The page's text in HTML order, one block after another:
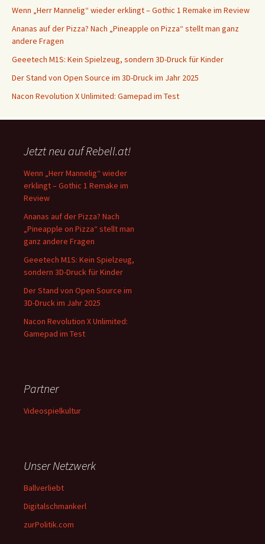
Wenn „Herr Mannelig“ wieder erklingt – Gothic 1 Remake im Review
Ananas auf der Pizza? Nach „Pineapple on Pizza“ stellt man ganz
andere Fragen
Geeetech M1S: Kein Spielzeug, sondern 3D-Druck für Kinder
Der Stand von Open Source im 3D-Druck im Jahr 2025
Nacon Revolution X Unlimited: Gamepad im Test
Jetzt neu auf Rebell.at!
Wenn „Herr Mannelig“ wieder
erklingt – Gothic 1 Remake im
Review
Ananas auf der Pizza? Nach
„Pineapple on Pizza“ stellt man
ganz andere Fragen
Geeetech M1S: Kein Spielzeug,
sondern 3D-Druck für Kinder
Der Stand von Open Source im
3D-Druck im Jahr 2025
Nacon Revolution X Unlimited:
Gamepad im Test
Partner
Videospielkultur
Unser Netzwerk
Ballverliebt
Digitalschmankerl
zurPolitik.com